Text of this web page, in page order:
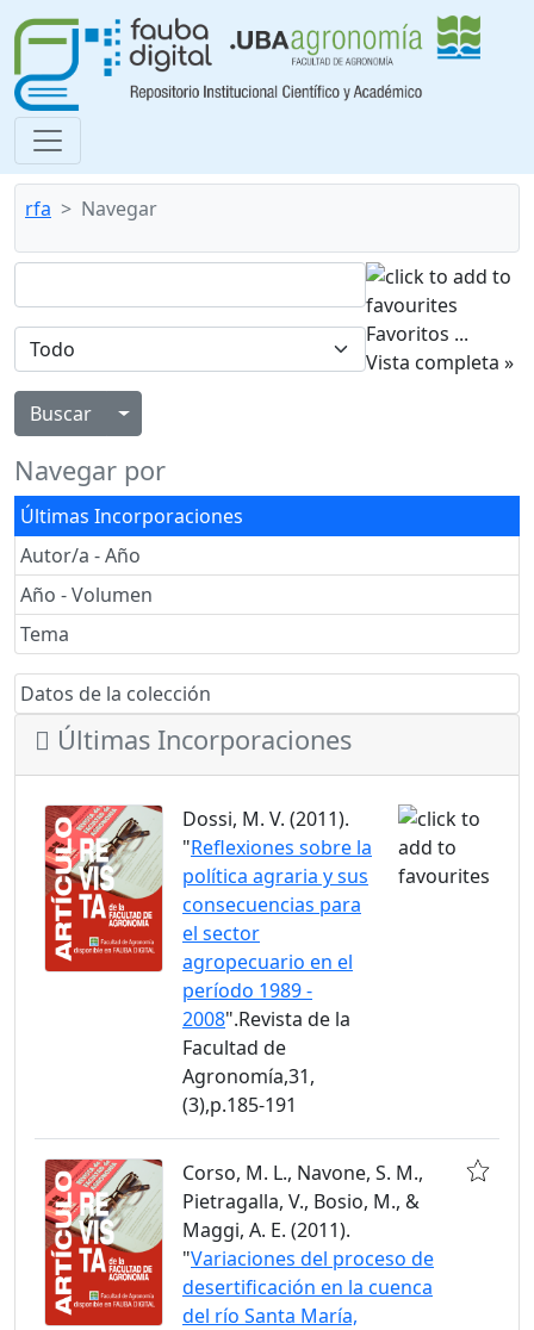
rfa Navegar
Alternar menú desplegable
Favoritos ...
Vista completa »
Navegar por
Últimas Incorporaciones
Autor/a - Año
Año - Volumen
Tema
Datos de la colección
Últimas Incorporaciones
Dossi, M. V. (2011).
"Reflexiones sobre la
política agraria y sus
consecuencias para
el sector
agropecuario en el
período 1989 -
2008".Revista de la
Facultad de
Agronomía,31,
(3),p.185-191
Corso, M. L., Navone, S. M.,
Pietragalla, V., Bosio, M., &
Maggi, A. E. (2011).
"Variaciones del proceso de
desertificación en la cuenca
del río Santa María,